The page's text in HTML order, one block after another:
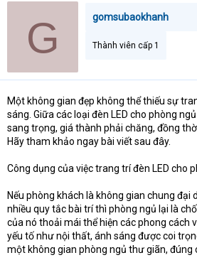
G gomsubaokhanh
Thành viên cấp 1
Một không gian đẹp không thể thiếu sự
sáng. Giữa các loại đèn LED cho phòng
sang trọng, giá thành phải chăng, đồng
Hãy tham khảo ngay bài viết sau đây.
Công dụng của việc trang trí đèn LED cho
Nếu phòng khách là không gian chung đại
nhiều quy tắc bài trí thì phòng ngủ lại là
của nó thoải mái thể hiện các phong cách
yếu tố như nội thất, ánh sáng được coi
một không gian phòng ngủ thư giãn, đúng